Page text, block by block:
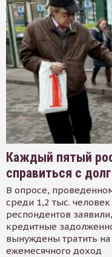
Каждый пятый
справиться с
В опросе,
среди 1,2 тыс.
респондентов
кредитные
вынуждены тратить
ежемесячного доход